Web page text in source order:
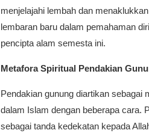
menjelajahi lembah dan
lembaran baru dalam pemahaman
pencipta alam semesta ini.
Metafora Spiritual Pendakian
Pendakian gunung diartikan sebagai
dalam Islam dengan beberapa cara.
sebagai tanda kedekatan kepada